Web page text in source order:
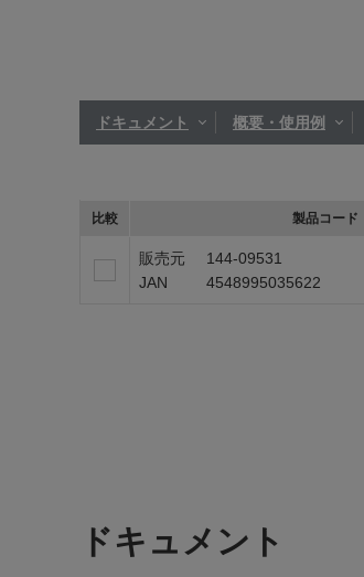
ドキュメント 概要・使用例
比較 製品コード
販売元
144-09531
JAN
4548995035622
ドキュメント